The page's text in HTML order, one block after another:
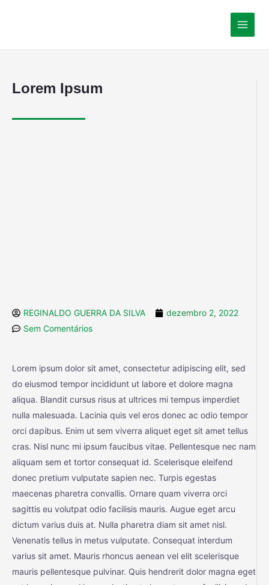
Lorem Ipsum
REGINALDO GUERRA DA SILVA
dezembro 2, 2022
Sem Comentários
Lorem ipsum dolor sit amet, consectetur adipiscing elit, sed
do eiusmod tempor incididunt ut labore et dolore magna
aliqua. Blandit cursus risus at ultrices mi tempus imperdiet
nulla malesuada. Lacinia quis vel eros donec ac odio tempor
orci dapibus. Enim ut sem viverra aliquet eget sit amet tellus
cras. Nisl nunc mi ipsum faucibus vitae. Pellentesque nec nam
aliquam sem et tortor consequat id. Scelerisque eleifend
donec pretium vulputate sapien nec. Turpis egestas
maecenas pharetra convallis. Ornare quam viverra orci
sagittis eu volutpat odio facilisis mauris. Augue eget arcu
dictum varius duis at. Nulla pharetra diam sit amet nisl.
Venenatis tellus in metus vulputate. Consequat interdum
varius sit amet. Mauris rhoncus aenean vel elit scelerisque
mauris pellentesque pulvinar. Quis hendrerit dolor magna eget